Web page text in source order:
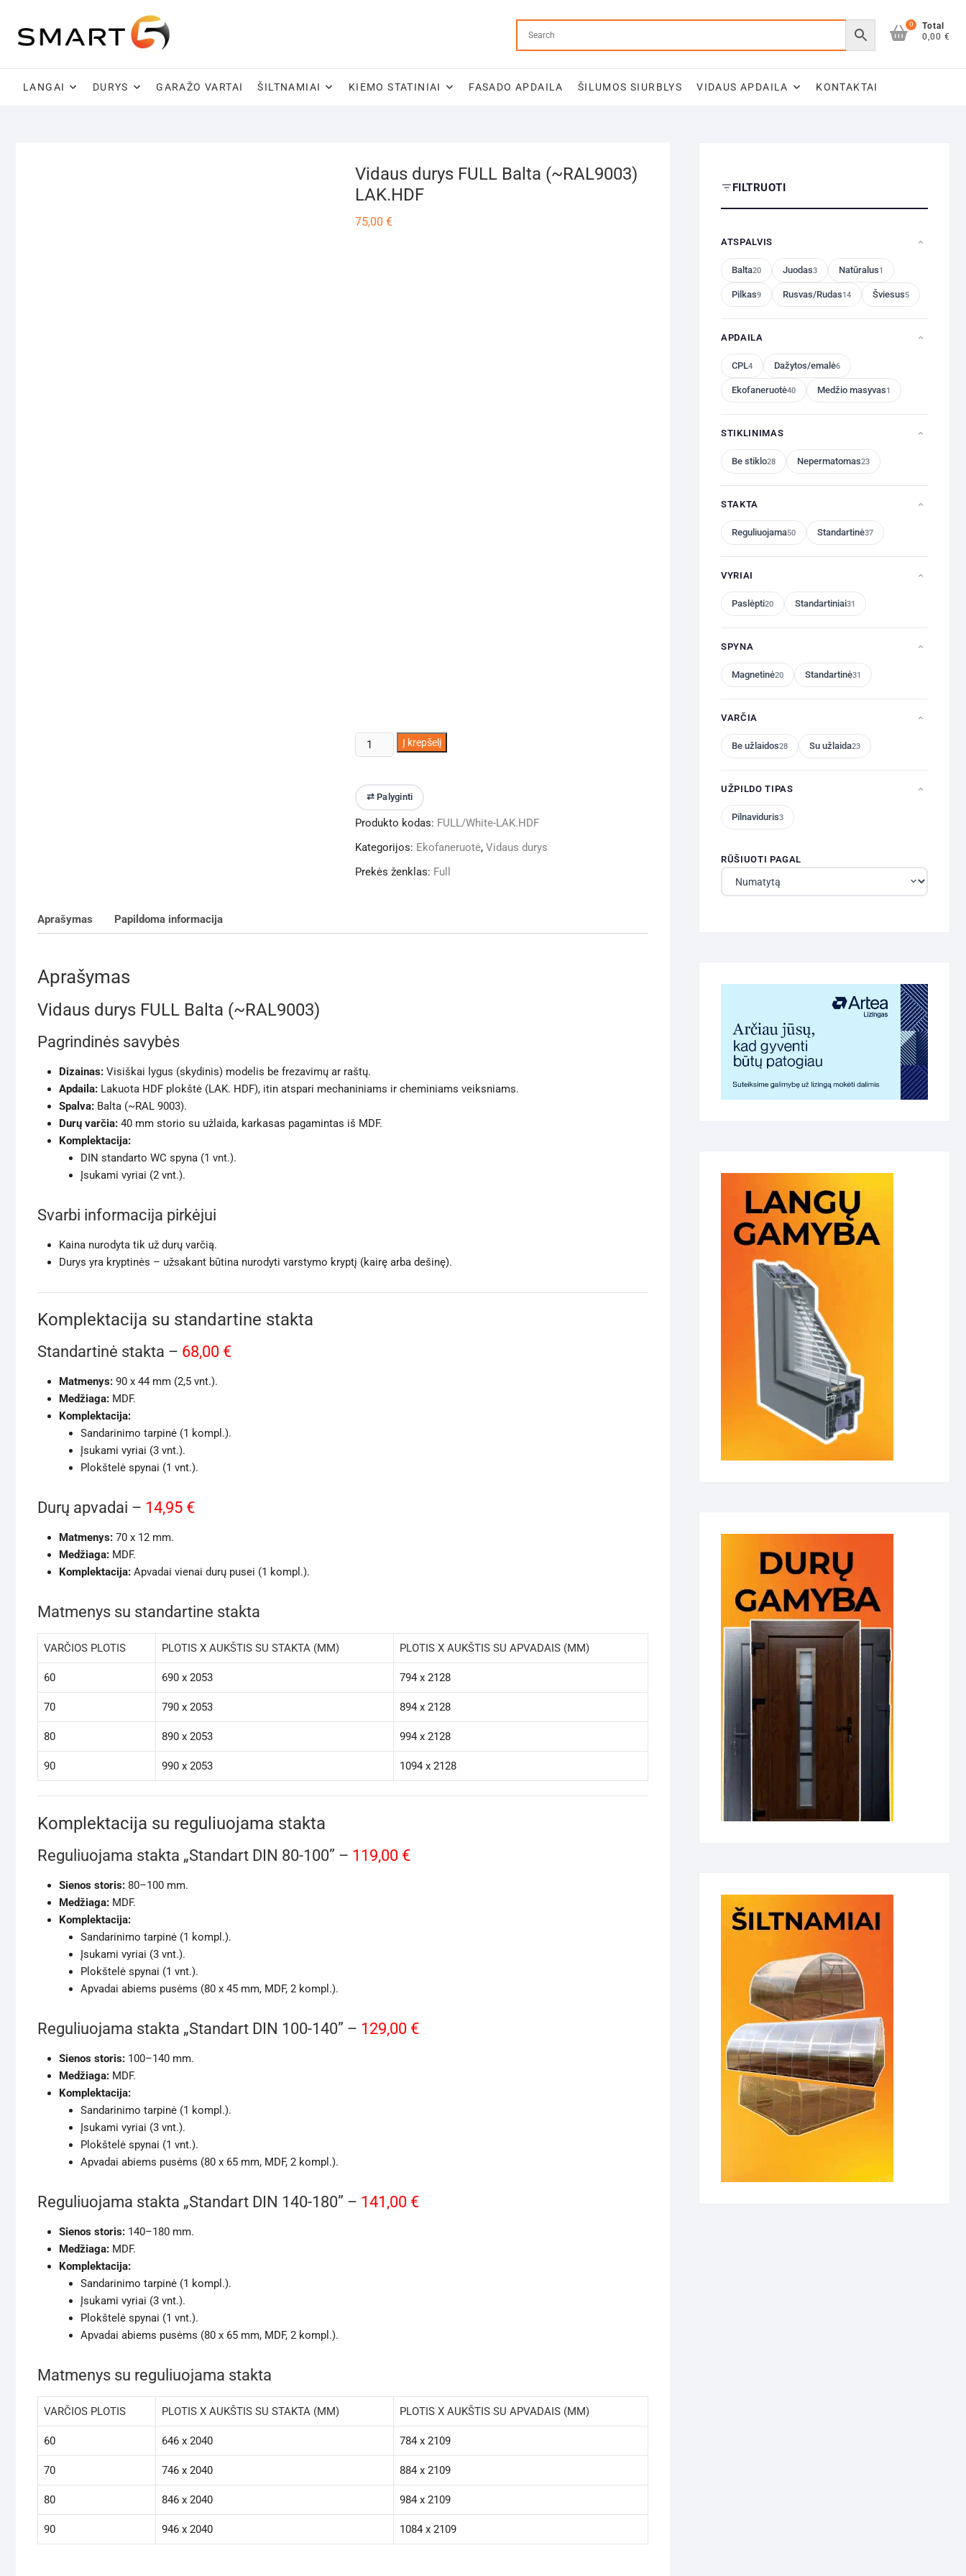
content
0
Total
0,00 €
LANGAI DURYS GARAŽO VARTAI ŠILTNAMIAI KIEMO STATINIAI FASADO APDAILA ŠILUMOS SIURBLYS VIDAUS APDAILA KONTAKTAI
Vidaus durys FULL Balta (~RAL9003)
LAK.HDF
75,00 €
produkto
kiekis:
durys
FULL
Balta
(~RAL9003)
Į krepšelį
⇄ Palyginti
Produkto kodas: FULL/White-LAK.HDF
Kategorijos: Ekofaneruotė, Vidaus durys
Prekės ženklas: Full
Aprašymas Papildoma informacija
Aprašymas
Vidaus durys FULL Balta (~RAL9003)
Pagrindinės savybės
Dizainas: Visiškai lygus (skydinis) modelis be frezavimų ar raštų.
Apdaila: Lakuota HDF plokštė (LAK. HDF), itin atspari mechaniniams ir cheminiams veiksniams.
Spalva: Balta (~RAL 9003).
Durų varčia: 40 mm storio su užlaida, karkasas pagamintas iš MDF.
Komplektacija:
DIN standarto WC spyna (1 vnt.).
Įsukami vyriai (2 vnt.).
Svarbi informacija pirkėjui
Kaina nurodyta tik už durų varčią.
Durys yra kryptinės – užsakant būtina nurodyti varstymo kryptį (kairę arba dešinę).
Komplektacija su standartine stakta
Standartinė stakta – 68,00 €
Matmenys: 90 x 44 mm (2,5 vnt.).
Medžiaga: MDF.
Komplektacija:
Sandarinimo tarpinė (1 kompl.).
Įsukami vyriai (3 vnt.).
Plokštelė spynai (1 vnt.).
Durų apvadai – 14,95 €
Matmenys: 70 x 12 mm.
Medžiaga: MDF.
Komplektacija: Apvadai vienai durų pusei (1 kompl.).
Matmenys su standartine stakta
VARČIOS PLOTIS PLOTIS X AUKŠTIS SU STAKTA (MM) PLOTIS X AUKŠTIS SU APVADAIS (MM)
60 690 x 2053 794 x 2128
70 790 x 2053 894 x 2128
80 890 x 2053 994 x 2128
90 990 x 2053 1094 x 2128
Komplektacija su reguliuojama stakta
Reguliuojama stakta „Standart DIN 80-100” – 119,00 €
Sienos storis: 80–100 mm.
Medžiaga: MDF.
Komplektacija:
Sandarinimo tarpinė (1 kompl.).
Įsukami vyriai (3 vnt.).
Plokštelė spynai (1 vnt.).
Apvadai abiems pusėms (80 x 45 mm, MDF, 2 kompl.).
Reguliuojama stakta „Standart DIN 100-140” – 129,00 €
Sienos storis: 100–140 mm.
Medžiaga: MDF.
Komplektacija:
Sandarinimo tarpinė (1 kompl.).
Įsukami vyriai (3 vnt.).
Plokštelė spynai (1 vnt.).
Apvadai abiems pusėms (80 x 65 mm, MDF, 2 kompl.).
Reguliuojama stakta „Standart DIN 140-180” – 141,00 €
Sienos storis: 140–180 mm.
Medžiaga: MDF.
Komplektacija:
Sandarinimo tarpinė (1 kompl.).
Įsukami vyriai (3 vnt.).
Plokštelė spynai (1 vnt.).
Apvadai abiems pusėms (80 x 65 mm, MDF, 2 kompl.).
Matmenys su reguliuojama stakta
VARČIOS PLOTIS PLOTIS X AUKŠTIS SU STAKTA (MM) PLOTIS X AUKŠTIS SU APVADAIS (MM)
60 646 x 2040 784 x 2109
70 746 x 2040 884 x 2109
80 846 x 2040 984 x 2109
90 946 x 2040 1084 x 2109
FILTRUOTI
ATSPALVIS
Balta20 Juodas3 Natūralus1
Pilkas9 Rusvas/Rudas14 Šviesus5
APDAILA
CPL4 Dažytos/emalė6
Ekofaneruotė40 Medžio masyvas1
STIKLINIMAS
Be stiklo28 Nepermatomas23
STAKTA
Reguliuojama50 Standartinė37
VYRIAI
Paslėpti20 Standartiniai31
SPYNA
Magnetinė20 Standartinė31
VARČIA
Be užlaidos28 Su užlaida23
UŽPILDO TIPAS
Pilnaviduris3
RŪŠIUOTI PAGAL